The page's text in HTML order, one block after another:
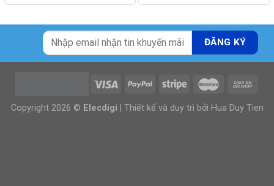
đến
390.000 ₫
Copyright 2026 © Elecdigi | Thiết kế và duy trì bởi Hua Duy Tien